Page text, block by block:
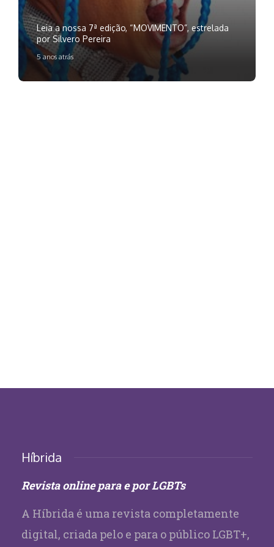
Leia a nossa 7ª edição, “MOVIMENTO”, estrelada
por Silvero Pereira
5 anos atrás
Híbrida
Revista online para e por LGBTs
A Híbrida é uma revista completamente
digital, criada pelo e para o público LGBT+,